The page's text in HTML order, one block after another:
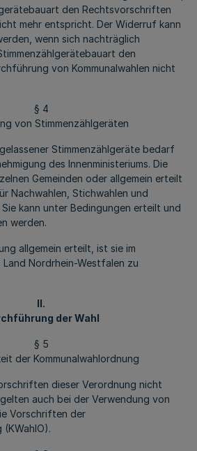
den Rechtsvorschriften
mehr entspricht. Der Widerruf kann
wenn sich nachträglich
den
von Kommunalwahlen nicht
§ 4
von Stimmenzählgeräten
Stimmenzählgeräte bedarf
des Innenministeriums. Die
Gemeinden oder allgemein erteilt
Nachwahlen, Stichwahlen und
kann unter Bedingungen erteilt und
werden.
allgemein erteilt, ist sie im
Nordrhein-Westfalen zu
II.
der Wahl
§ 5
der Kommunalwahlordnung
dieser Verordnung nicht
auch bei der Verwendung von
Vorschriften der
(KWahlO).